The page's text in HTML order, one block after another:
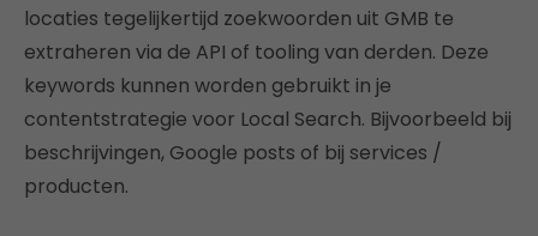
locaties tegelijkertijd zoekwoorden uit GMB te
extraheren via de API of tooling van derden. Deze
keywords kunnen worden gebruikt in je
contentstrategie voor Local Search. Bijvoorbeeld bij
beschrijvingen, Google posts of bij services /
producten.